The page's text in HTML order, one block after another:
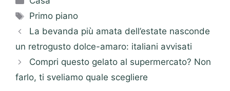
Tag
Primo piano
La bevanda più amata dell’estate nasconde
un retrogusto dolce-amaro: italiani avvisati
Compri questo gelato al supermercato? Non
farlo, ti sveliamo quale scegliere